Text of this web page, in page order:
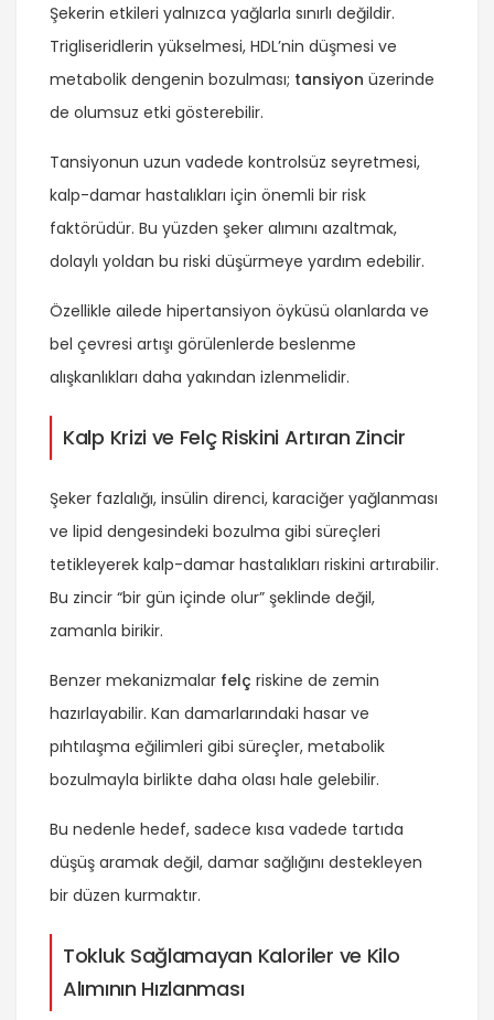
Şekerin etkileri yalnızca yağlarla sınırlı değildir.
Trigliseridlerin yükselmesi, HDL’nin düşmesi ve
metabolik dengenin bozulması; tansiyon üzerinde
de olumsuz etki gösterebilir.
Tansiyonun uzun vadede kontrolsüz seyretmesi,
kalp-damar hastalıkları için önemli bir risk
faktörüdür. Bu yüzden şeker alımını azaltmak,
dolaylı yoldan bu riski düşürmeye yardım edebilir.
Özellikle ailede hipertansiyon öyküsü olanlarda ve
bel çevresi artışı görülenlerde beslenme
alışkanlıkları daha yakından izlenmelidir.
Kalp Krizi ve Felç Riskini Artıran Zincir
Şeker fazlalığı, insülin direnci, karaciğer yağlanması
ve lipid dengesindeki bozulma gibi süreçleri
tetikleyerek kalp-damar hastalıkları riskini artırabilir.
Bu zincir “bir gün içinde olur” şeklinde değil,
zamanla birikir.
Benzer mekanizmalar felç riskine de zemin
hazırlayabilir. Kan damarlarındaki hasar ve
pıhtılaşma eğilimleri gibi süreçler, metabolik
bozulmayla birlikte daha olası hale gelebilir.
Bu nedenle hedef, sadece kısa vadede tartıda
düşüş aramak değil, damar sağlığını destekleyen
bir düzen kurmaktır.
Tokluk Sağlamayan Kaloriler ve Kilo
Alımının Hızlanması